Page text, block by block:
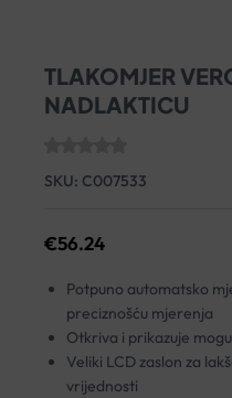
TLAKOMJER
NADLAKTICU
SKU: C007533
€56.24
Potpuno automatsko
preciznošću mjerenja
Otkriva i prikazuje
Veliki LCD zaslon za
vrijednosti